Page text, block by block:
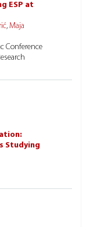
ESP at
, Maja
Conference
Studying